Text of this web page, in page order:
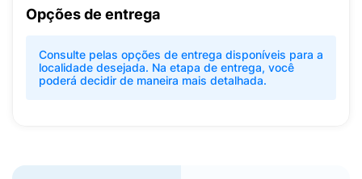
Opções de entrega
Consulte pelas opções de entrega disponíveis para a
localidade desejada. Na etapa de entrega, você
poderá decidir de maneira mais detalhada.